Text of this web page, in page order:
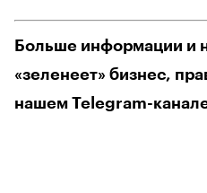
Больше информации и
«зеленеет» бизнес,
нашем Telegram-